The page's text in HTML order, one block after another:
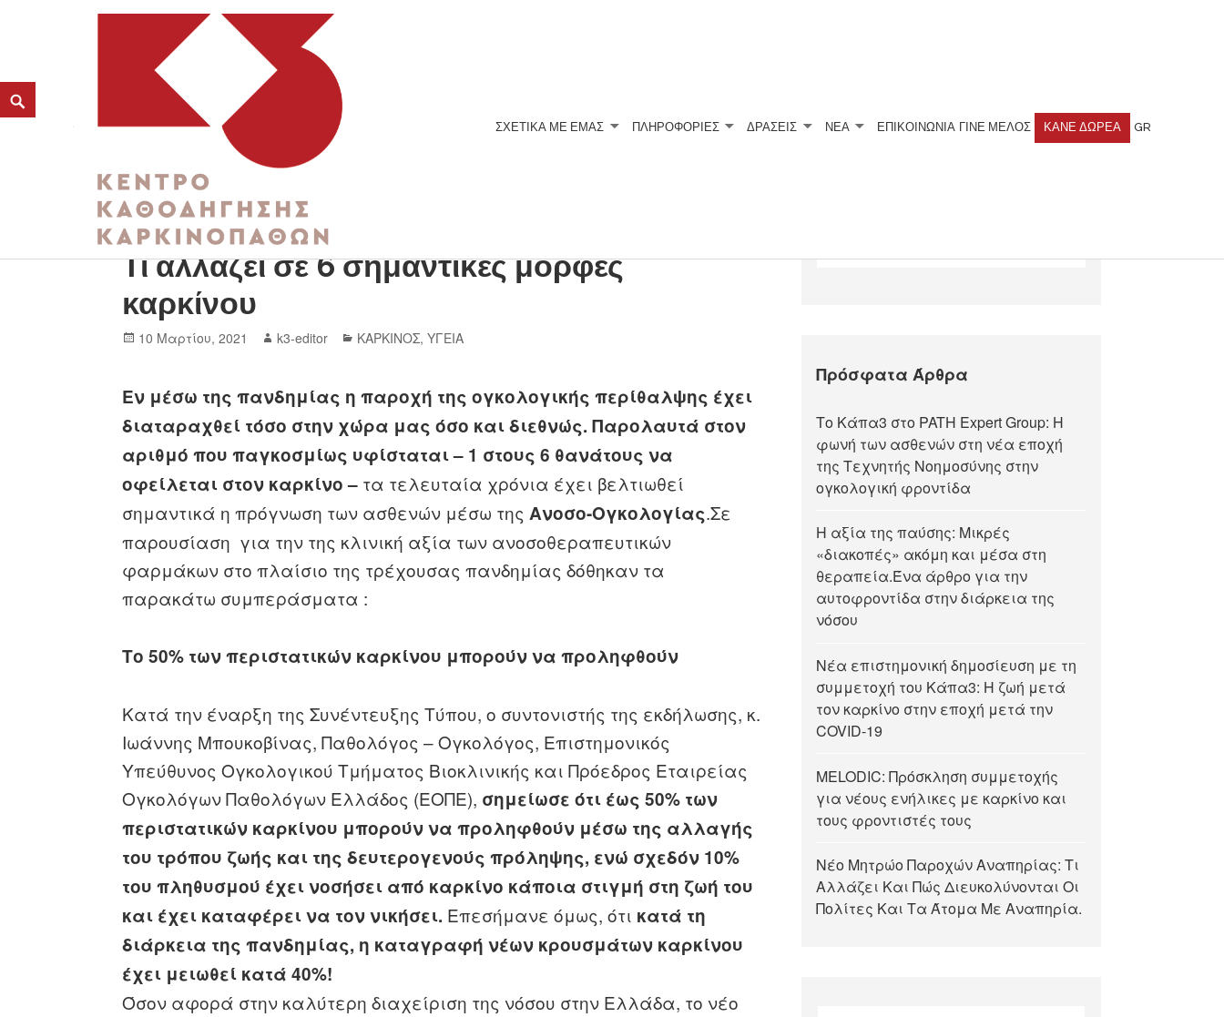
K3
ΚΕΝΤΡΟ ΚΑΘΟΔΗΓΗΣΗΣ ΚΑΡΚΙΝΟΠΑΘΩΝ
ΣΧΕΤΙΚΆ ΜΕ ΕΜΆΣ ΠΛΗΡΟΦΟΡΙΕΣ ΔΡΑΣΕΙΣ ΝΕΑ ΕΠΙΚΟΙΝΩΝΙΑ ΓΊΝΕ ΜΈΛΟΣ ΚΆΝΕ ΔΩΡΕΆ GR
Η Ανοσο-Ογκολογία στην COVID-19 εποχή:
Τι αλλάζει σε 6 σημαντικές μορφές
καρκίνου
10 Μαρτίου, 2021 k3-editor ΚΑΡΚΙΝΟΣ,ΥΓΕΙΑ
Εν μέσω της πανδημίας η παροχή της ογκολογικής περίθαλψης έχει
διαταραχθεί τόσο στην χώρα μας όσο και διεθνώς. Παρολαυτά στον
αριθμό που παγκοσμίως υφίσταται – 1 στους 6 θανάτους να
οφείλεται στον καρκίνο – τα τελευταία χρόνια έχει βελτιωθεί
σημαντικά η πρόγνωση των ασθενών μέσω της Ανοσο-Ογκολογίας.Σε
παρουσίαση για την της κλινική αξία των ανοσοθεραπευτικών
φαρμάκων στο πλαίσιο της τρέχουσας πανδημίας δόθηκαν τα
παρακάτω συμπεράσματα :
Το 50% των περιστατικών καρκίνου μπορούν να προληφθούν
Κατά την έναρξη της Συνέντευξης Τύπου, ο συντονιστής της εκδήλωσης, κ.
Ιωάννης Μπουκοβίνας, Παθολόγος – Ογκολόγος, Επιστημονικός
Υπεύθυνος Ογκολογικού Τμήματος Βιοκλινικής και Πρόεδρος Εταιρείας
Ογκολόγων Παθολόγων Ελλάδος (ΕΟΠΕ), σημείωσε ότι έως 50% των
περιστατικών καρκίνου μπορούν να προληφθούν μέσω της αλλαγής
του τρόπου ζωής και της δευτερογενούς πρόληψης, ενώ σχεδόν 10%
του πληθυσμού έχει νοσήσει από καρκίνο κάποια στιγμή στη ζωή του
και έχει καταφέρει να τον νικήσει. Επεσήμανε όμως, ότι κατά τη
διάρκεια της πανδημίας, η καταγραφή νέων κρουσμάτων καρκίνου
έχει μειωθεί κατά 40%!
Όσον αφορά στην καλύτερη διαχείριση της νόσου στην Ελλάδα, το νέο
Πρόσφατα Άρθρα
Tο Κάπα3 στο PATH Expert Group: Η
φωνή των ασθενών στη νέα εποχή
της Τεχνητής Νοημοσύνης στην
ογκολογική φροντίδα
Η αξία της παύσης: Μικρές
«διακοπές» ακόμη και μέσα στη
θεραπεία.Ένα άρθρο για την
αυτοφροντίδα στην διάρκεια της
νόσου
Νέα επιστημονική δημοσίευση με τη
συμμετοχή του Κάπα3: Η ζωή μετά
τον καρκίνο στην εποχή μετά την
COVID-19
MELODIC: Πρόσκληση συμμετοχής
για νέους ενήλικες με καρκίνο και
τους φροντιστές τους
Νέο Μητρώο Παροχών Αναπηρίας: Τι
Αλλάζει Και Πώς Διευκολύνονται Οι
Πολίτες Και Τα Άτομα Με Αναπηρία.